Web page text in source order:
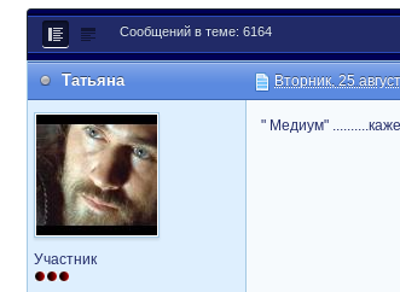
Сообщений в теме: 6164
Татьяна Вторник, 25
Участник
" Медиум"